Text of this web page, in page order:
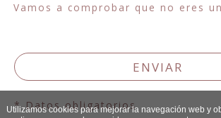
Vamos a comprobar que no eres
ENVIAR
* Datos obligatorios
Utilizamos cookies para mejorar la navegación web y